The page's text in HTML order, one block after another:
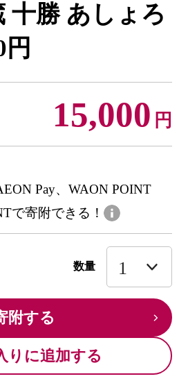
十勝 あしょろ
15,000 円
Pay、WAON POINT
で寄附できる！
数量
附する
りに追加する